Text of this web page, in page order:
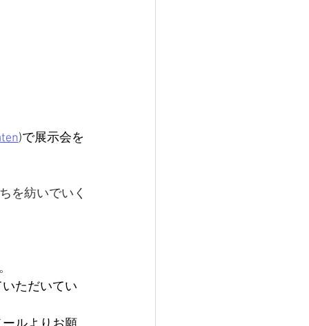
)で展示会を
を紡いでいく
ただいてい